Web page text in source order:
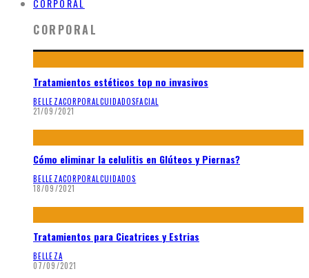
CORPORAL
CORPORAL
Tratamientos estéticos top no invasivos
BELLEZACORPORAL CUIDADOSFACIAL
21/09/2021
Cómo eliminar la celulitis en Glúteos y Piernas?
BELLEZACORPORAL CUIDADOS
18/09/2021
Tratamientos para Cicatrices y Estrias
BELLEZA
07/09/2021